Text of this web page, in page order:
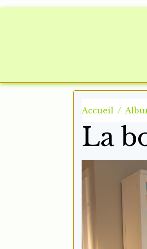
Accueil
La